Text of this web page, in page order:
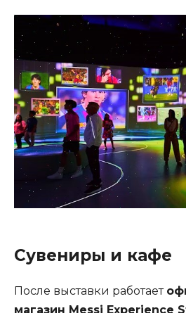
Сувениры и кафе
После выставки работает
магазин Messi Experience